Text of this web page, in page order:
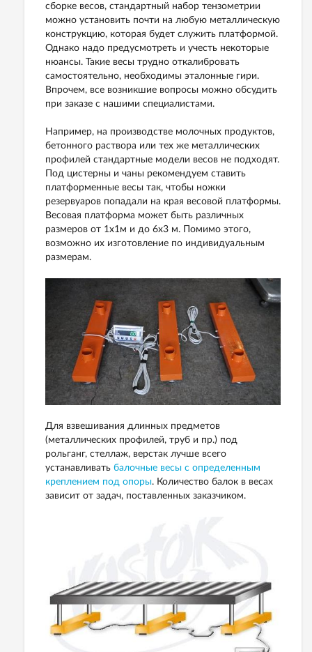
сборке весов, стандартный набор тензометрии
можно установить почти на любую металлическую
конструкцию, которая будет служить платформой.
Однако надо предусмотреть и учесть некоторые
нюансы. Такие весы трудно откалибровать
самостоятельно, необходимы эталонные гири.
Впрочем, все возникшие вопросы можно обсудить
при заказе с нашими специалистами.
Например, на производстве молочных продуктов,
бетонного раствора или тех же металлических
профилей стандартные модели весов не подходят.
Под цистерны и чаны рекомендуем ставить
платформенные весы так, чтобы ножки
резервуаров попадали на края весовой платформы.
Весовая платформа может быть различных
размеров от 1х1м и до 6х3 м. Помимо этого,
возможно их изготовление по индивидуальным
размерам.
Для взвешивания длинных предметов
(металлических профилей, труб и пр.) под
рольганг, стеллаж, верстак лучше всего
устанавливать балочные весы с определенным
креплением под опоры. Количество балок в весах
зависит от задач, поставленных заказчиком.